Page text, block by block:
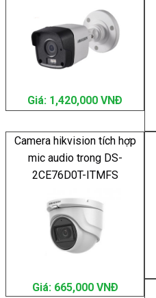
Giá: 1,420,000 VNÐ
Camera hikvision tích hợp
mic audio trong DS-
2CE76D0T-ITMFS
Giá: 665,000 VNÐ